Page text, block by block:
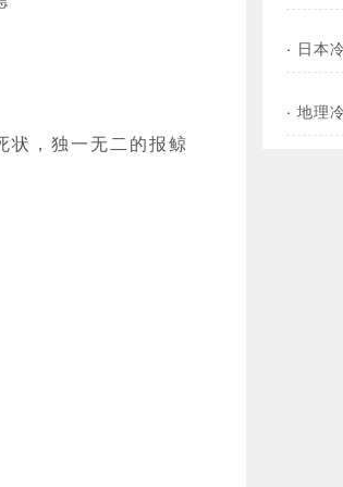
状，独一无二的报鲸
· 日本
· 地理